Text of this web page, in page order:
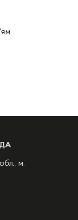
м.